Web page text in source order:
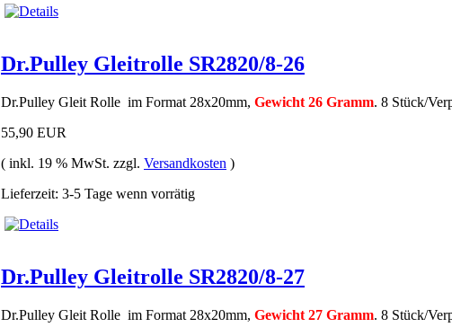
Dr.Pulley Gleitrolle SR2820/8-26
Dr.Pulley Gleit Rolle im Format 28x20mm, Gewicht 26 Gramm. 8 Stück/
55,90 EUR
( inkl. 19 % MwSt. zzgl. Versandkosten )
Lieferzeit: 3-5 Tage wenn vorrätig
Dr.Pulley Gleitrolle SR2820/8-27
Dr.Pulley Gleit Rolle im Format 28x20mm, Gewicht 27 Gramm. 8 Stück/